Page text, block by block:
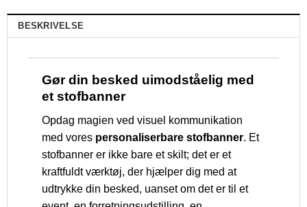
BESKRIVELSE
Gør din besked uimodståelig med
et stofbanner
Opdag magien ved visuel kommunikation
med vores personaliserbare stofbanner. Et
stofbanner er ikke bare et skilt; det er et
kraftfuldt værktøj, der hjælper dig med at
udtrykke din besked, uanset om det er til et